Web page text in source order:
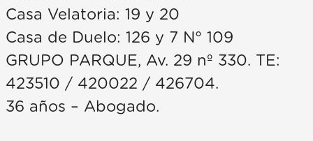
Casa Velatoria: 19 y 20
Casa de Duelo: 126 y 7 N° 109
GRUPO PARQUE, Av. 29 nº 330. TE:
423510 / 420022 / 426704.
36 años – Abogado.